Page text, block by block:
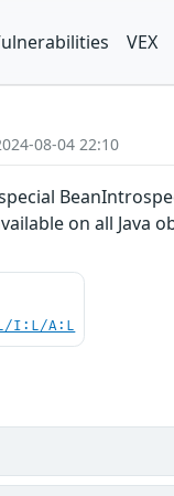
VEX
08-04 22:10
on all
I:L/A:L